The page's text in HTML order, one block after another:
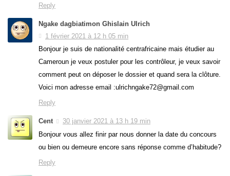
Reply
Ngake dagbiatimon Ghislain Ulrich
1 février 2021 à 12 h 05 min
Bonjour je suis de nationalité centrafricaine mais étudier au
Cameroun je veux postuler pour les contrôleur, je veux savoir
comment peut on déposer le dossier et quand sera la clôture.
Voici mon adresse email :ulrichngake72@gmail.com
Reply
Cent
30 janvier 2021 à 13 h 19 min
Bonjour vous allez finir par nous donner la date du concours
ou bien ou demeure encore sans réponse comme d’habitude?
Reply